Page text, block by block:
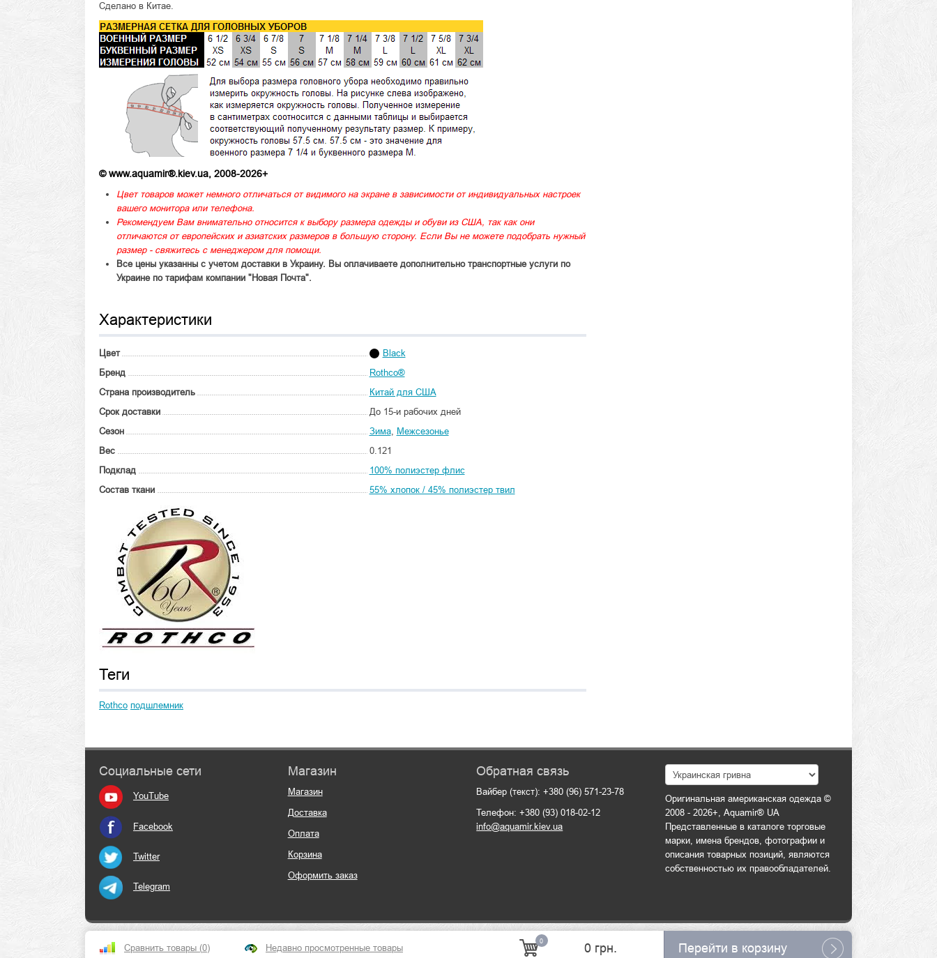
Сделано в Китае.
© www.aquamir®.kiev.ua, 2008-2026+
Цвет товаров может немного отличаться от видимого на экране в зависимости от индивидуальных настроек
вашего монитора или телефона.
Рекомендуем Вам внимательно относится к выбору размера одежды и обуви из США, так как они
отличаются от европейских и азиатских размеров в большую сторону. Если Вы не можете подобрать нужный
размер - свяжитесь с менеджером для помощи.
Все цены указанны с учетом доставки в Украину. Вы оплачиваете дополнительно транспортные услуги по
Украине по тарифам компании "Новая Почта".
Характеристики
Цвет
Black
Бренд
Rothco®
Страна производитель
Китай для США
Срок доставки
До 15-и рабочих дней
Сезон
Зима, Межсезонье
Вес
0.121
Подклад
100% полиэстер флис
Состав ткани
55% хлопок / 45% полиэстер твил
Теги
Rothco подшлемник
Социальные сети
YouTube
Facebook
Twitter
Telegram
Магазин
Магазин
Доставка
Оплата
Корзина
Оформить заказ
Обратная связь
Вайбер (текст): +380 (96) 571-23-78
Телефон: +380 (93) 018-02-12
info@aquamir.kiev.ua
Оригинальная американская одежда ©
2008 - 2026+, Aquamir® UA
Представленные в каталоге торговые
марки, имена брендов, фотографии и
описания товарных позиций, являются
собственностью их правообладателей.
Сравнить товары (0) Недавно просмотренные товары
0 0 грн. Перейти в корзину